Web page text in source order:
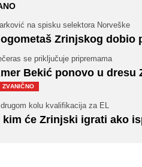
na spisku selektora Norveške
Zrinjskog dobio
se priključuje pripremama
Bekić ponovo u dresu
ZVANIČNO
kolu kvalifikacija za EL
kim će Zrinjski igrati ako